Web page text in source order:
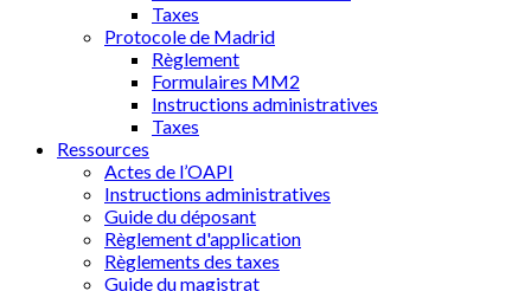
Taxes
Protocole de Madrid
Règlement
Formulaires MM2
Instructions administratives
Taxes
Ressources
Actes de l’OAPI
Instructions administratives
Guide du déposant
Règlement d'application
Règlements des taxes
Guide du magistrat